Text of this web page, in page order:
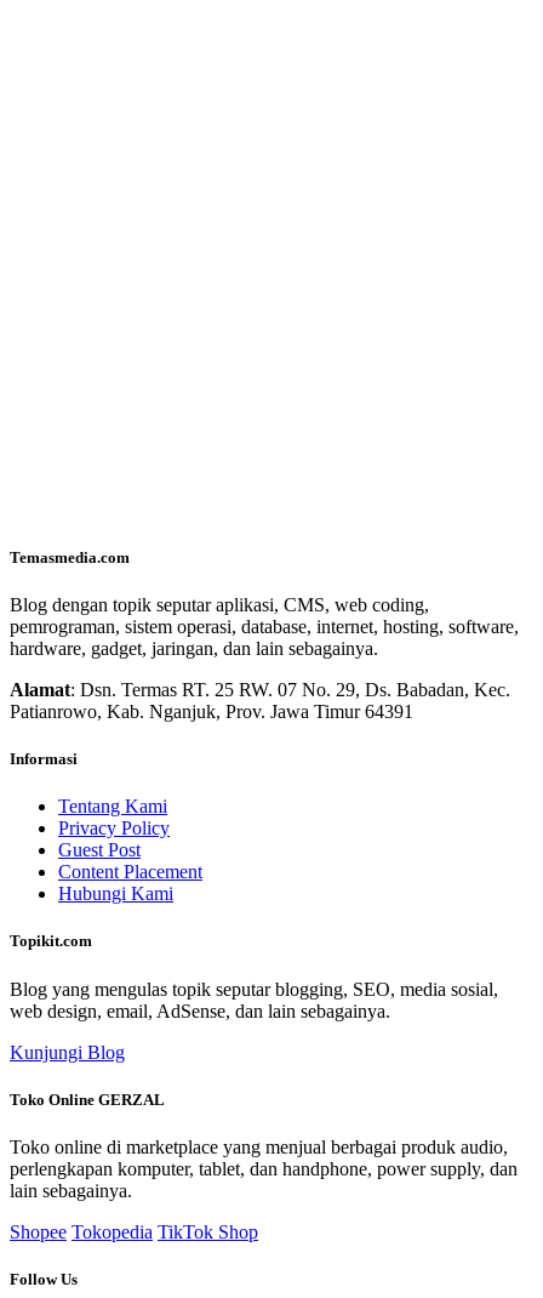
Temasmedia.com
Blog dengan topik seputar aplikasi, CMS, web coding,
pemrograman, sistem operasi, database, internet, hosting, software,
hardware, gadget, jaringan, dan lain sebagainya.
Alamat: Dsn. Termas RT. 25 RW. 07 No. 29, Ds. Babadan, Kec.
Patianrowo, Kab. Nganjuk, Prov. Jawa Timur 64391
Informasi
Tentang Kami
Privacy Policy
Guest Post
Content Placement
Hubungi Kami
Topikit.com
Blog yang mengulas topik seputar blogging, SEO, media sosial,
web design, email, AdSense, dan lain sebagainya.
Kunjungi Blog
Toko Online GERZAL
Toko online di marketplace yang menjual berbagai produk audio,
perlengkapan komputer, tablet, dan handphone, power supply, dan
lain sebagainya.
Shopee Tokopedia TikTok Shop
Follow Us